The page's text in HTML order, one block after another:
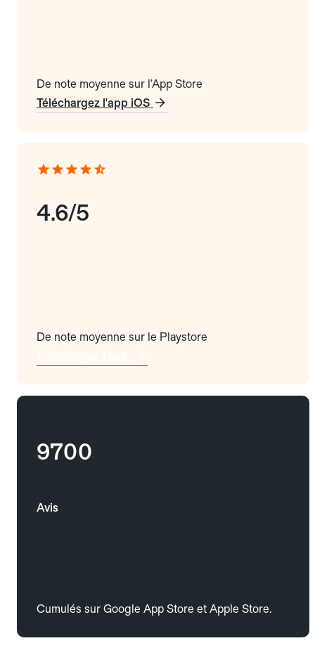
De note moyenne sur l'App Store
Téléchargez l'app iOS
4.6/5
De note moyenne sur le Playstore
9700
Avis
Cumulés sur Google App Store et Apple Store.